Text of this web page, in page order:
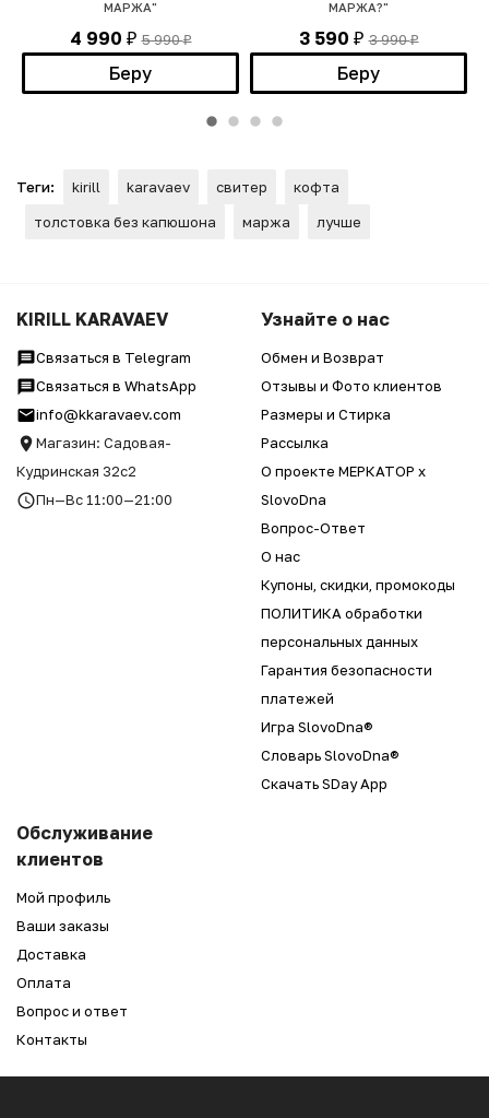
МАРЖА"
4 990 ₽ 5 990₽
Беру
МАРЖА?"
3 590 ₽ 3 990₽
Беру
Теги: kirill karavaev свитер
кофта
толстовка без капюшона
маржа лучше
KIRILL KARAVAEV
Связаться в Telegram
Связаться в WhatsApp
info@kkaravaev.com
Магазин: Садовая-
Кудринская 32с2
Пн—Вс 11:00—21:00
Узнайте о нас
Обмен и Возврат
Отзывы и Фото клиентов
Размеры и Стирка
Рассылка
О проекте МЕРКАТОР x
SlovoDna
Вопрос-Ответ
О нас
Купоны, скидки, промокоды
ПОЛИТИКА обработки
персональных данных
Гарантия безопасности
платежей
Игра SlovoDna®
Словарь SlovoDna®
Скачать SDay App
Обслуживание
клиентов
Мой профиль
Ваши заказы
Доставка
Оплата
Вопрос и ответ
Контакты